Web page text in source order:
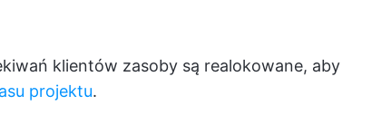
klientów zasoby są realokowane, aby
projektu.